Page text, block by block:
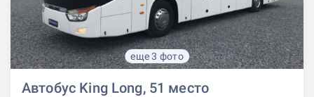
еще 3 фото
Автобус King Long, 51 место